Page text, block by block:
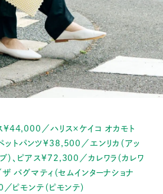
ス¥44,000／ハリス×ケイコ オカモト
ットパンツ¥38,500／エンリカ（アッ
）、ピアス¥72,300／カレワラ（カレワ
バグマティ（セムインターナショナ
ピモンテ（ピモンテ）